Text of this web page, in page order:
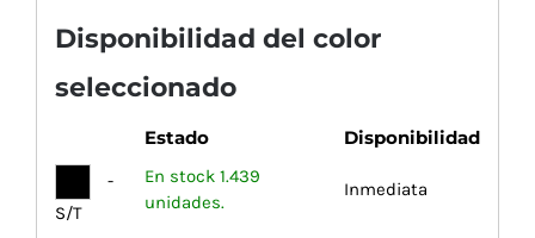
Disponibilidad del color
seleccionado
Estado Disponibilidad
-
S/T
En stock 1.439
unidades.
Inmediata